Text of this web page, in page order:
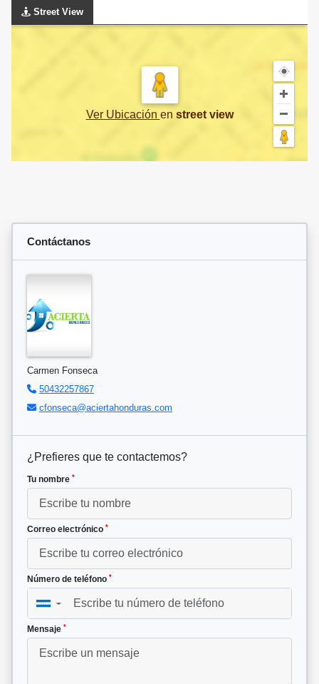
Street View
Ver Ubicación en street view
Contáctanos
Carmen Fonseca
50432257867
cfonseca@aciertahonduras.com
¿Prefieres que te contactemos?
Tu nombre *
Correo electrónico *
Número de teléfono *
▼
Mensaje *